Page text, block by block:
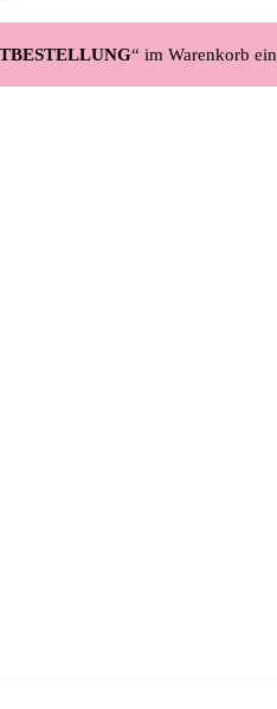
“ im Warenkorb